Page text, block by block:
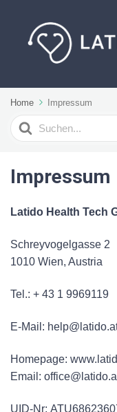
Home Impressum
Suchen
nach
Impressum
Latido Health Tech
Schreyvogelgasse 2
1010 Wien, Austria
Tel.: + 43 1 9969119
E-Mail:
Homepage:
Email:
UID-Nr: